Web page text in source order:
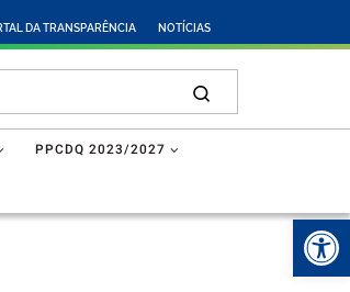
DA TRANSPARÊNCIA NOTÍCIAS
PPCDQ 2023/2027